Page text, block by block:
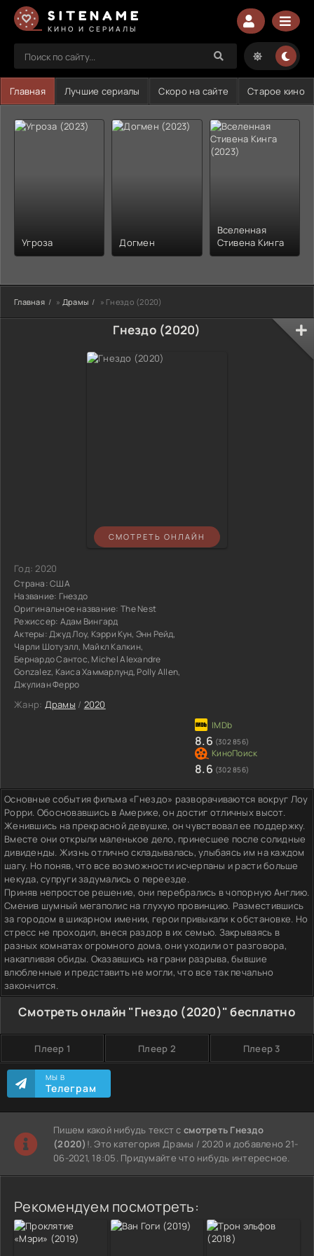
SITENAME
КИНО И СЕРИАЛЫ
Главная Лучшие сериалы Скоро на сайте Старое кино
Угроза Догмен
Вселенная
Стивена Кинга
Главная » Драмы » Гнездо (2020)
Гнездо (2020)
СМОТРЕТЬ ОНЛАЙН
Год:2020
Страна:США
Название: Гнездо
Оригинальное название: The Nest
Режиссер: Адам Вингард
Актеры:Джуд Лоу, Кэрри Кун, Энн Рейд,
Чарли Шотуэлл, Майкл Калкин,
Бернардо Сантос, Michel Alexandre
Gonzalez, Каиса Хаммарлунд, Polly Allen,
Джулиан Ферро
Жанр: Драмы / 2020
8.6 (302 856)
8.6 (302 856)
Основные события фильма «Гнездо» разворачиваются вокруг Лоу
Рорри. Обосновавшись в Америке, он достиг отличных высот.
Женившись на прекрасной девушке, он чувствовал ее поддержку.
Вместе они открыли маленькое дело, принесшее после солидные
дивиденды. Жизнь отлично складывалась, улыбаясь им на каждом
шагу. Но поняв, что все возможности исчерпаны и расти больше
некуда, супруги задумались о переезде.
Приняв непростое решение, они перебрались в чопорную Англию.
Сменив шумный мегаполис на глухую провинцию. Разместившись
за городом в шикарном имении, герои привыкали к обстановке. Но
стресс не проходил, внеся раздор в их семью. Закрываясь в
разных комнатах огромного дома, они уходили от разговора,
накапливая обиды. Оказавшись на грани разрыва, бывшие
влюбленные и представить не могли, что все так печально
закончится.
Смотреть онлайн "Гнездо (2020)" бесплатно
Плеер 1 Плеер 2 Плеер 3
МЫ В
Телеграм
Пишем какой нибудь текст ссмотреть Гнездо
(2020) !. Это категория Драмы / 2020 и добавлено 21-
06-2021, 18:05. Придумайте что нибудь интересное.
Рекомендуем посмотреть: